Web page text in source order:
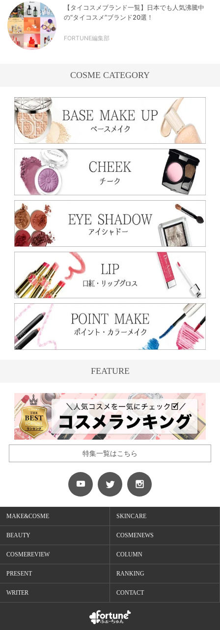
【タイコスメブランド一覧】日本でも人気沸騰中
の“タイコスメ”ブランド20選！
FORTUNE編集部
COSME CATEGORY
FEATURE
特集一覧はこちら
MAKE&COSME SKINCARE
BEAUTY COSMENEWS
COSMEREVIEW COLUMN
PRESENT RANKING
WRITER CONTACT